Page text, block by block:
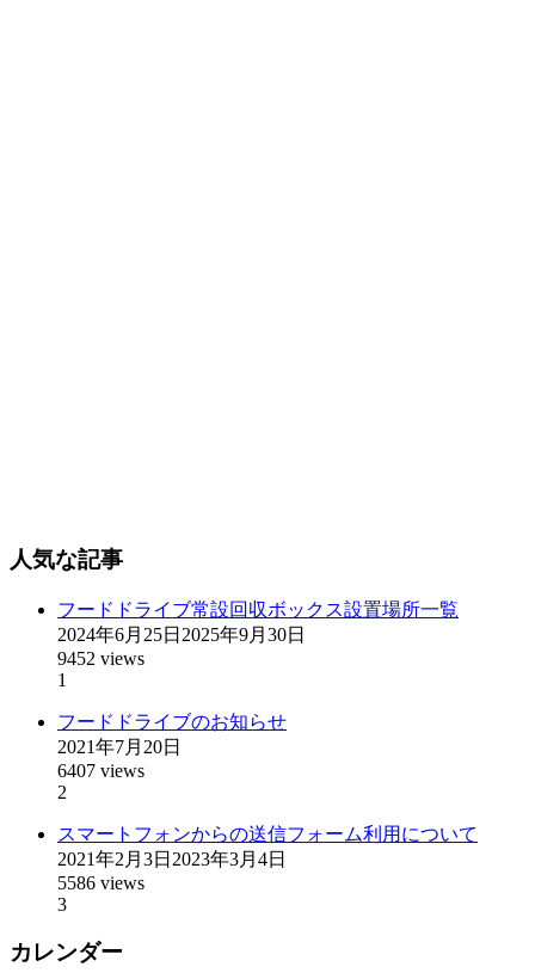
人気な記事
フードドライブ常設回収ボックス設置場所一覧
2024年6月25日 2025年9月30日
9452 views
1
フードドライブのお知らせ
2021年7月20日
6407 views
2
スマートフォンからの送信フォーム利用について
2021年2月3日 2023年3月4日
5586 views
3
カレンダー